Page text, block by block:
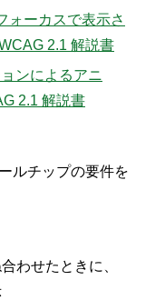
ォーカスで表示さ
2.1 解説書
ンによるアニ
2.1 解説書
ルチップの要件を
わせたときに、